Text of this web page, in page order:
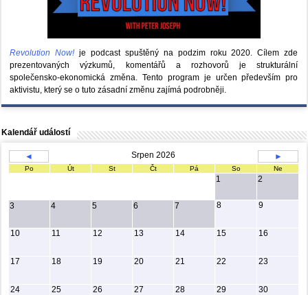
Revolution Now! je podcast spuštěný na podzim roku 2020.Cílem zde
prezentovaných výzkumů, komentářů a rozhovorů je strukturální
společensko-ekonomická změna. Tento program je určen především pro
aktivistu, který se o tuto zásadní změnu zajímá podrobněji.
Kalendář událostí
◄ Srpen 2026 ►
Po Út St Čt Pá So Ne
1 2
3 4 5 6 7 8 9
10 11 12 13 14 15 16
17 18 19 20 21 22 23
24 25 26 27 28 29 30